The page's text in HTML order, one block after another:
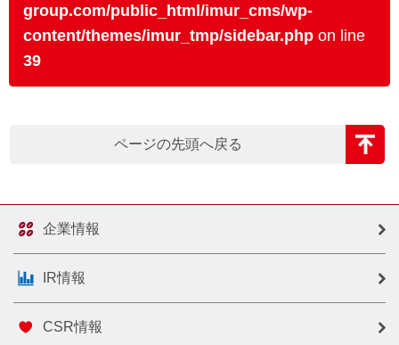
group.com/public_html/imur_cms/wp-
content/themes/imur_tmp/sidebar.php on line
39
ページの先頭へ戻る
企業情報
IR情報
CSR情報